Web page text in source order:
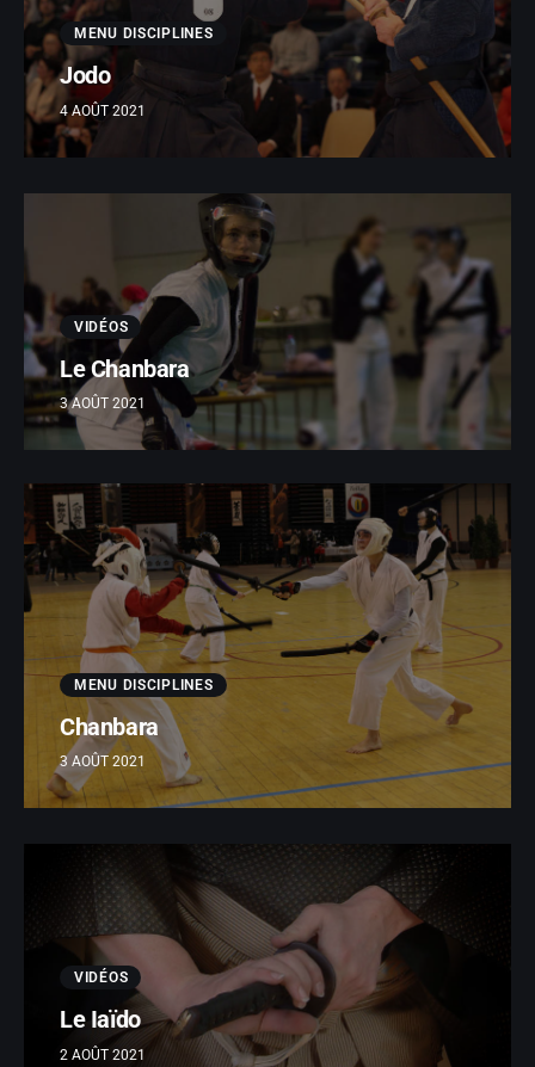
MENU DISCIPLINES
Jodo
4 AOÛT 2021
VIDÉOS
Le Chanbara
3 AOÛT 2021
MENU DISCIPLINES
Chanbara
3 AOÛT 2021
VIDÉOS
Le Iaïdo
2 AOÛT 2021